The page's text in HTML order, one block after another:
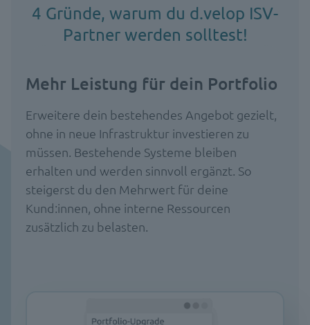
4 Gründe, warum du d.velop ISV-
Partner werden solltest!
Mehr Leistung für dein Portfolio
Erweitere dein bestehendes Angebot gezielt,
ohne in neue Infrastruktur investieren zu
müssen. Bestehende Systeme bleiben
erhalten und werden sinnvoll ergänzt. So
steigerst du den Mehrwert für deine
Kund:innen, ohne interne Ressourcen
zusätzlich zu belasten.